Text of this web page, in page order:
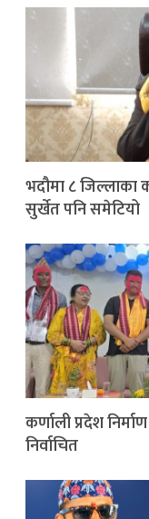
भदौमा ८ जिल्लाका
सुर्खेत पनि समेटियो
कर्णाली प्रदेश
निर्वाचित